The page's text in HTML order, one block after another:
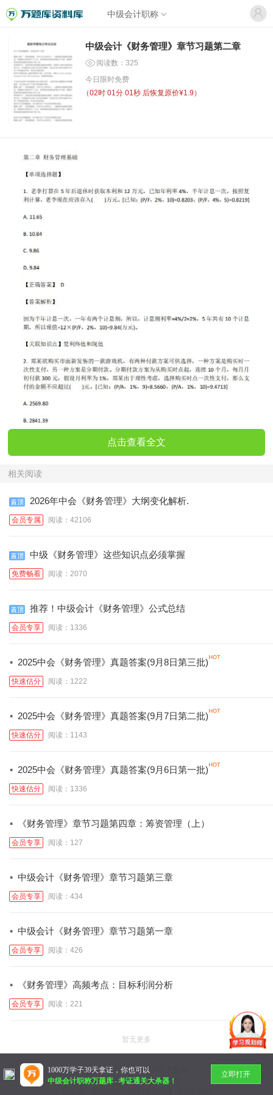
中级会计职称
中级会计《财务管理》章节习题第二章
阅读数：325
今日限时免费
（02时 01分 01秒 后恢复原价¥1.9）
点击查看全文
相关阅读
2026年中会《财务管理》大纲变化解析.
会员专属 阅读：42106
中级《财务管理》这些知识点必须掌握
免费畅看 阅读：2070
推荐！中级会计《财务管理》公式总结
会员专享 阅读：1336
· 2025中会《财务管理》真题答案(9月8日第三批)
快速估分 阅读：1222
· 2025中会《财务管理》真题答案(9月7日第二批)
快速估分 阅读：1143
· 2025中会《财务管理》真题答案(9月6日第一批)
快速估分 阅读：1336
· 《财务管理》章节习题第四章：筹资管理（上）
会员专享 阅读：127
· 中级会计《财务管理》章节习题第三章
会员专享 阅读：434
· 中级会计《财务管理》章节习题第一章
会员专享 阅读：426
· 《财务管理》高频考点：目标利润分析
会员专享 阅读：221
暂无更多
Copyright © 2014-2026 万题库
北京美好明天科技有限公司
1000万学子39天拿证，你也可以
中级会计职称万题库-考证通关大杀器！
立即打开